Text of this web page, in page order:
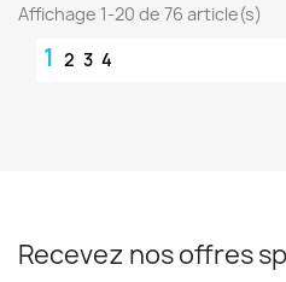
Affichage 1-20 de 76 article(s)
1 2 3 4
Recevez nos offres